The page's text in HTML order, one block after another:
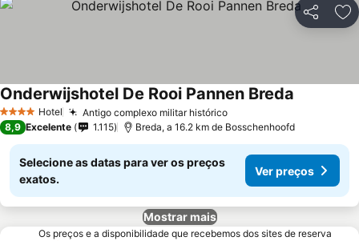
Partilhar
4 EstrelasHotel Antigo complexo militar históricoVer preços
Onderwijshotel De Rooi Pannen Breda
8,9 Excelente 1.115 Breda, a 16.2 km de Bosschenhoofd
Selecione as datas para ver os preços
exatos.
Ver preços
Mostrar mais
Os preços e a disponibilidade que recebemos dos sites de reserva